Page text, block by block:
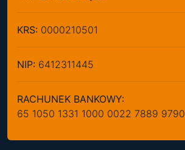
KRS: 0000210501
NIP: 6412311445
RACHUNEK BANKOWY:
65 1050 1331 1000 0022 7889 9790